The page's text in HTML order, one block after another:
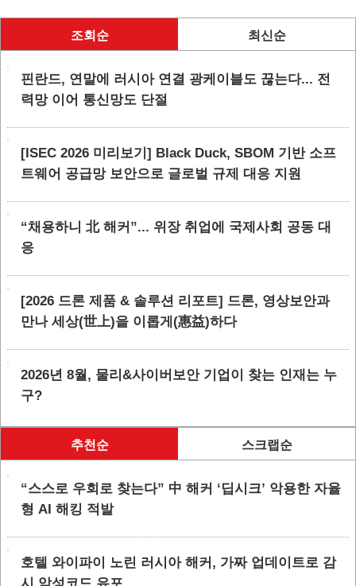
조회순 최신순
핀란드, 연말에 러시아 연결 광케이블도 끊는다... 전
력망 이어 통신망도 단절
[ISEC 2026 미리보기] Black Duck, SBOM 기반 소프
트웨어 공급망 보안으로 글로벌 규제 대응 지원
“채용하니 北 해커”... 위장 취업에 국제사회 공동 대
응
[2026 드론 제품 & 솔루션 리포트] 드론, 영상보안과
만나 세상(世上)을 이롭게(惠益)하다
2026년 8월, 물리&사이버보안 기업이 찾는 인재는 누
구?
추천순 스크랩순
“스스로 우회로 찾는다” 中 해커 ‘딥시크’ 악용한 자율
형 AI 해킹 적발
호텔 와이파이 노린 러시아 해커, 가짜 업데이트로 감